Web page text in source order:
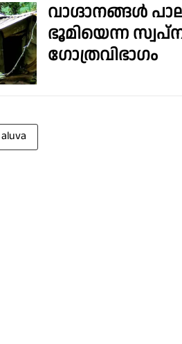
വാഗ്ദാനങ്ങൾ
ഭൂമിയെന്ന
ഗോത്രവിഭാഗം
aluva